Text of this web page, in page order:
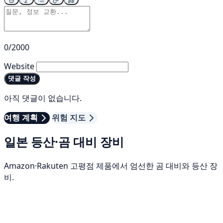
0/2000
Website
댓글 작성
아직 댓글이 없습니다.
여행 계획
위험 지도
일본 등산·곰 대비 장비
Amazon·Rakuten 고평점 제품에서 엄선한 곰 대비와 등산 장
비.